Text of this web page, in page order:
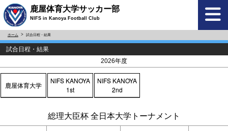
鹿屋体育大学サッカー部
NIFS in Kanoya Football Club
ホーム 試合日程・結果
試合日程・結果
2026年度
鹿屋体育大学
NIFS KANOYA
1st
NIFS KANOYA
2nd
総理大臣杯 全日本大学トーナメント